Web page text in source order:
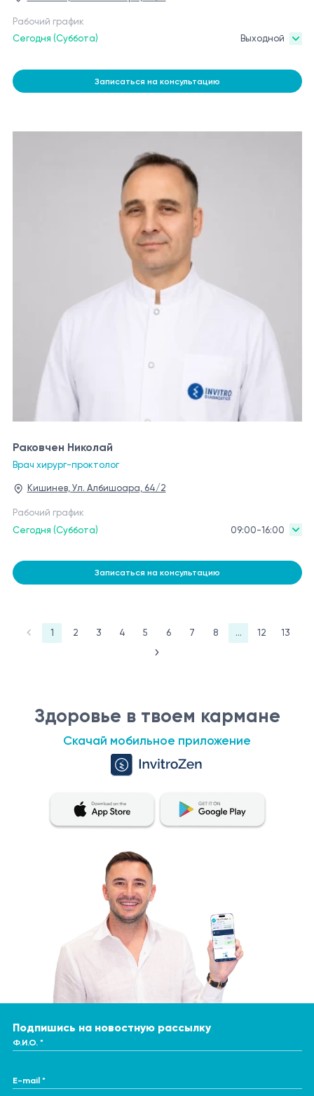
Рабочий график
Сегодня (Суббота)
Выходной
Записаться на консультацию
Раковчен Николай
Врач хирург-проктолог
Кишинев, Ул. Албишоара, 64/2
Рабочий график
Сегодня (Суббота)
09:00-16:00
Записаться на консультацию
1 2 3 4 5 6 7 8 ... 12 13
Здоровье в твоем кармане
Скачай мобильное приложение
Подпишись на новостную рассылку
Ф.И.О. *
E-mail *